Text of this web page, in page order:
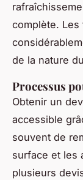
complète.
de la nature
Processus
Obtenir un
accessible
souvent de
surface et les
plusieurs